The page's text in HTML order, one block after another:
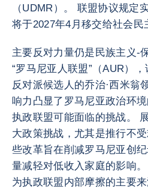
（UDMR）。 联盟协议规定
将于2027年4月移交给社会民
主要反对力量仍是民族主义-
“罗马尼亚人联盟”（AUR）
反对派候选人的乔治·西米翁
响力凸显了罗马尼亚政治环
执政联盟可能面临的挑战。
大政策挑战，尤其是推行不
些改革旨在削减罗马尼亚创
量减轻对低收入家庭的影响
为执政联盟内部摩擦的主要